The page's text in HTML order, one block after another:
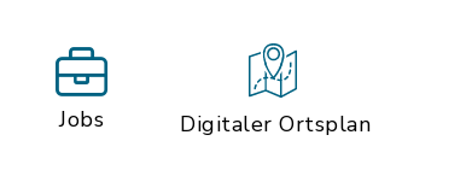
Jobs Digitaler Ortsplan